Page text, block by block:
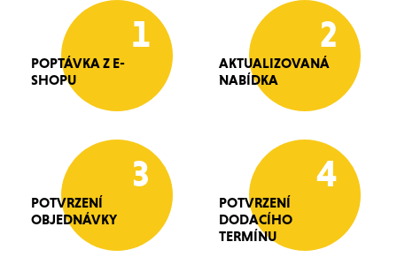
1
POPTÁVKA Z E-
SHOPU
2
AKTUALIZOVANÁ
NABÍDKA
3
POTVRZENÍ
OBJEDNÁVKY
4
POTVRZENÍ
DODACÍHO
TERMÍNU